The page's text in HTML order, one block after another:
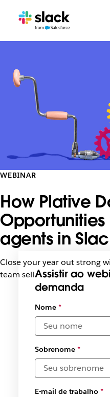
WEBINAR
How Plative
agents in
Close your year out strong
team selling in Slack.
Assistir ao
demanda
Selecione
a data e os
fusos
horários
disponíveis
*
Nome*
Sobrenome*
E-mail de trabalho*